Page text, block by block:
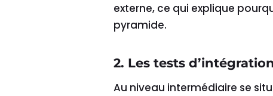
externe, ce qui explique
pyramide.
2. Les tests d’intégration
Au niveau intermédiaire se